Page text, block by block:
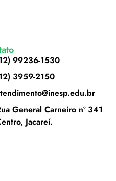
99236-1530
3959-2150
General Carneiro nº 341
Jacareí.